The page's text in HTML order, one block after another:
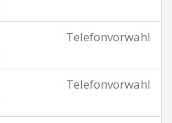
Telefonvorwahl
Telefonvorwahl